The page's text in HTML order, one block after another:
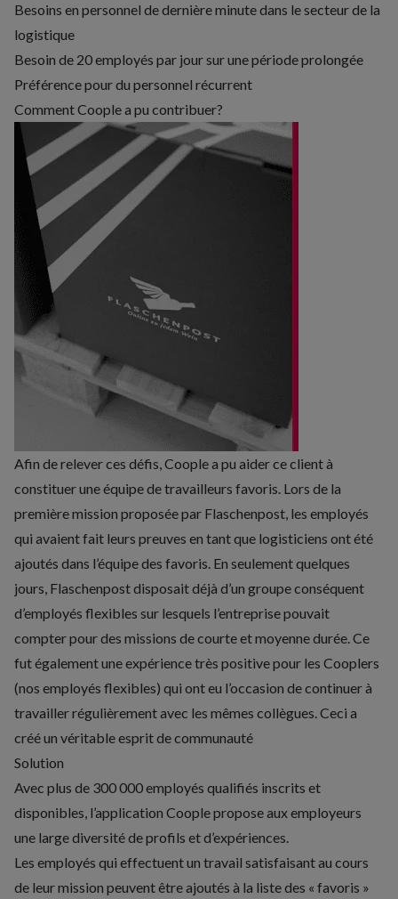
Besoins en personnel de dernière minute dans le secteur de la
logistique
Besoin de 20 employés par jour sur une période prolongée
Préférence pour du personnel récurrent
Comment Coople a pu contribuer?
Afin de relever ces défis, Coople a pu aider ce client à
constituer une équipe de travailleurs favoris. Lors de la
première mission proposée par Flaschenpost, les employés
qui avaient fait leurs preuves en tant que logisticiens ont été
ajoutés dans l’équipe des favoris. En seulement quelques
jours, Flaschenpost disposait déjà d’un groupe conséquent
d’employés flexibles sur lesquels l’entreprise pouvait
compter pour des missions de courte et moyenne durée. Ce
fut également une expérience très positive pour les Cooplers
(nos employés flexibles) qui ont eu l’occasion de continuer à
travailler régulièrement avec les mêmes collègues. Ceci a
créé un véritable esprit de communauté
Solution
Avec plus de 300 000 employés qualifiés inscrits et
disponibles, l’application Coople propose aux employeurs
une large diversité de profils et d’expériences.
Les employés qui effectuent un travail satisfaisant au cours
de leur mission peuvent être ajoutés à la liste des « favoris »